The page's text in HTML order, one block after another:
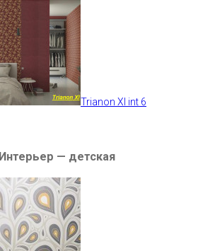
Trianon XI int 6
Интерьер — детская